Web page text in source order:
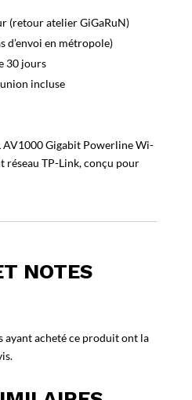
(retour atelier GiGaRuN)
d’envoi en métropole)
30 jours
incluse
AV1000 Gigabit Powerline Wi-
réseau TP-Link, conçu pour
NOTES
ayant acheté ce produit ont la